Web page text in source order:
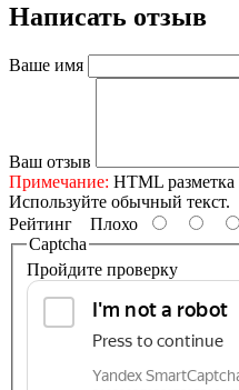
Написать отзыв
Ваше имя
Ваш отзыв
Примечание: HTML разметка
Используйте обычный текст.
Рейтинг Плохо
Captcha
Пройдите проверку